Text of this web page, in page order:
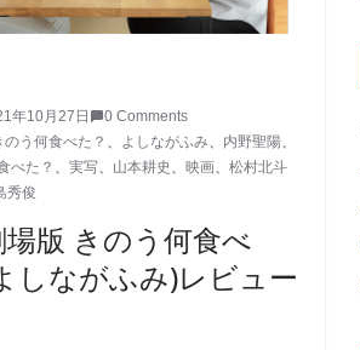
年10月27日
0 Comments
のう何食べた？ よしながふみ、 内野聖陽、
べた？
実写、 山本耕史 映画、 松村北斗
秀俊
版 きのう何食べ
しながふみ)レビュー